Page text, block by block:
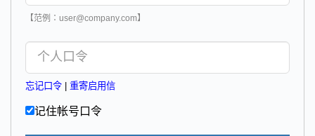
【范例：user@company.com】
忘记口令 重寄启用信
记住帐号口令